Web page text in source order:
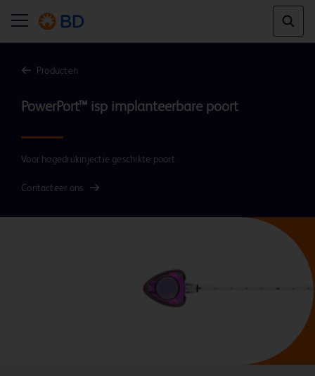
Producten
Voor hogedrukinjectie geschikte poort
Contacteer ons